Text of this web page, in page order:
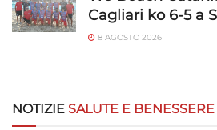
Cagliari ko 6-5 a
8 AGOSTO 2026
NOTIZIE SALUTE E BENESSERE